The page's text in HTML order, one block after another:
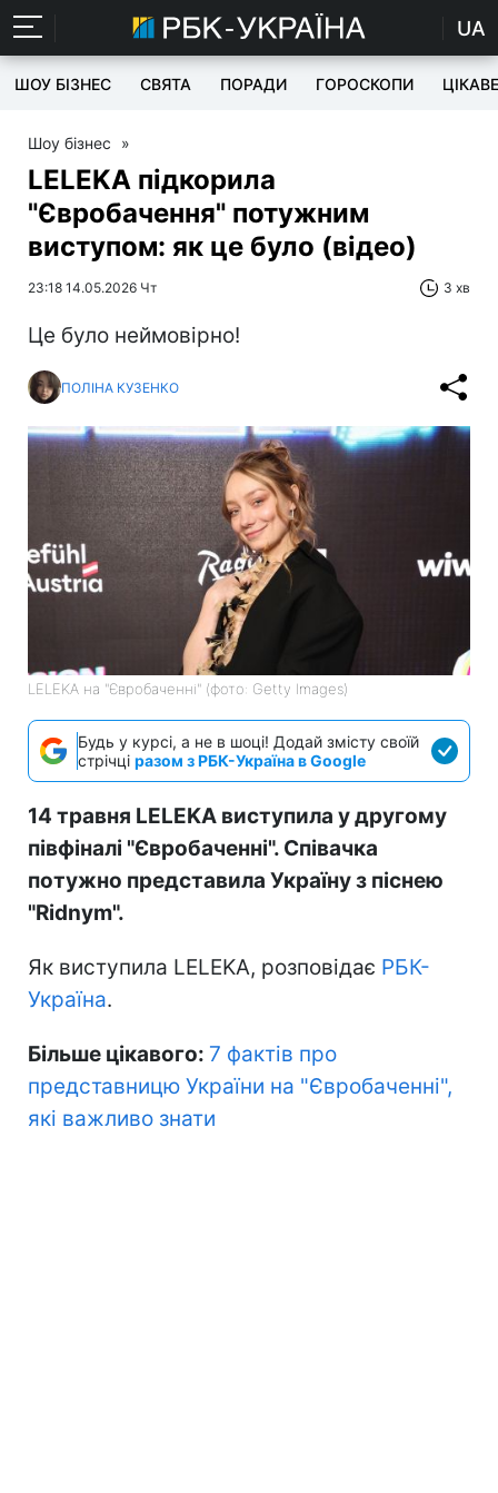
UA
ШОУ БІЗНЕС СВЯТА ПОРАДИ ГОРОСКОПИ ЦІКАВЕ
Шоу бізнес »
LELEKA підкорила
"Євробачення" потужним
виступом: як це було (відео)
23:18 14.05.2026 Чт 3 хв
Це було неймовірно!
ПОЛІНА КУЗЕНКО
LELEKA на "Євробаченні" (фото: Getty Images)
Будь у курсі, а не в шоці! Додай змісту своїй
стрічці разом з РБК-Україна в Google
14 травня LELEKA виступила у другому
півфіналі "Євробаченні". Співачка
потужно представила Україну з піснею
"Ridnym".
Як виступила LELEKA, розповідає РБК-
Україна.
Більше цікавого: 7 фактів про
представницю України на "Євробаченні",
які важливо знати